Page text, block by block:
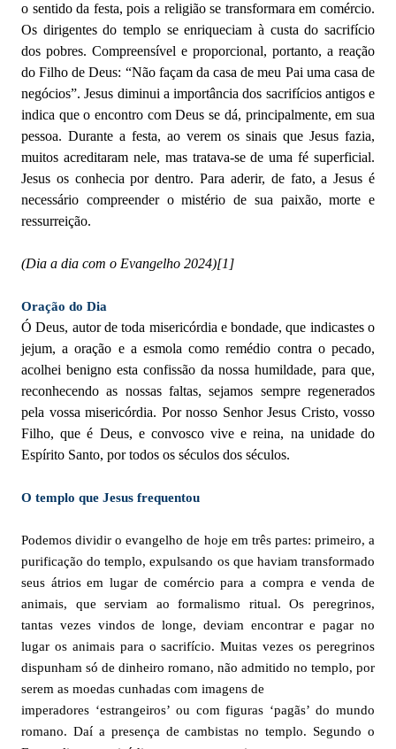
o sentido da festa, pois a religião se transformara em comércio.
Os dirigentes do templo se enriqueciam à custa do sacrifício
dos pobres. Compreensível e proporcional, portanto, a reação
do Filho de Deus: “Não façam da casa de meu Pai uma casa de
negócios”. Jesus diminui a importância dos sacrifícios antigos e
indica que o encontro com Deus se dá, principalmente, em sua
pessoa. Durante a festa, ao verem os sinais que Jesus fazia,
muitos acreditaram nele, mas tratava-se de uma fé superficial.
Jesus os conhecia por dentro. Para aderir, de fato, a Jesus é
necessário compreender o mistério de sua paixão, morte e
ressurreição.
(Dia a dia com o Evangelho 2024)[1]
Oração do Dia
Ó Deus, autor de toda misericórdia e bondade, que indicastes o
jejum, a oração e a esmola como remédio contra o pecado,
acolhei benigno esta confissão da nossa humildade, para que,
reconhecendo as nossas faltas, sejamos sempre regenerados
pela vossa misericórdia. Por nosso Senhor Jesus Cristo, vosso
Filho, que é Deus, e convosco vive e reina, na unidade do
Espírito Santo, por todos os séculos dos séculos.
O templo que Jesus frequentou
Podemos dividir o evangelho de hoje em três partes: primeiro, a
purificação do templo, expulsando os que haviam transformado
seus átrios em lugar de comércio para a compra e venda de
animais, que serviam ao formalismo ritual. Os peregrinos,
tantas vezes vindos de longe, deviam encontrar e pagar no
lugar os animais para o sacrifício. Muitas vezes os peregrinos
dispunham só de dinheiro romano, não admitido no templo, por
serem as moedas cunhadas com imagens de
imperadores ‘estrangeiros’ ou com figuras ‘pagãs’ do mundo
romano. Daí a presença de cambistas no templo. Segundo o